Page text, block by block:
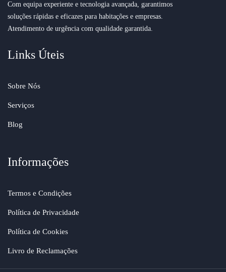
Com equipa experiente e tecnologia avançada, garantimos
soluções rápidas e eficazes para habitações e empresas.
Atendimento de urgência com qualidade garantida.
Links Úteis
Sobre Nós
Serviços
Blog
Informações
Termos e Condições
Política de Privacidade
Política de Cookies
Livro de Reclamações